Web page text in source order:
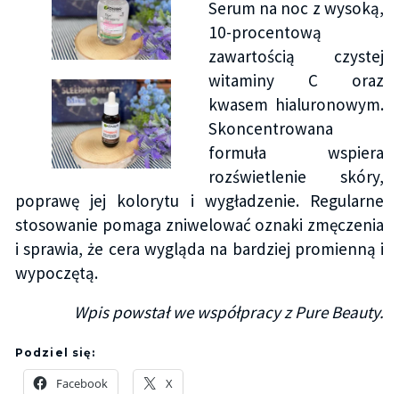
Serum na noc z wysoką,
10-procentową
zawartością czystej
witaminy C oraz
kwasem hialuronowym.
Skoncentrowana
formuła wspiera
rozświetlenie skóry,
poprawę jej kolorytu i wygładzenie. Regularne
stosowanie pomaga zniwelować oznaki zmęczenia
i sprawia, że cera wygląda na bardziej promienną i
wypoczętą.
Wpis powstał we współpracy z Pure Beauty.
Podziel się:
Facebook X